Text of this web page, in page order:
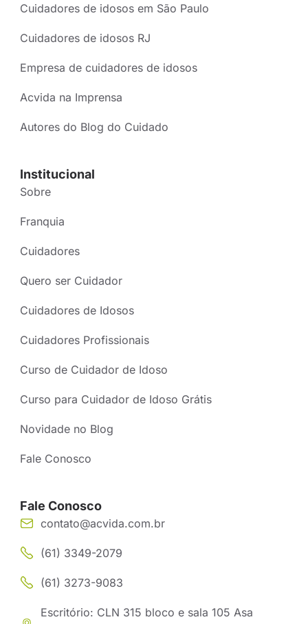
Cuidadores de idosos em São Paulo
Cuidadores de idosos RJ
Empresa de cuidadores de idosos
Acvida na Imprensa
Autores do Blog do Cuidado
Institucional
Sobre
Franquia
Cuidadores
Quero ser Cuidador
Cuidadores de Idosos
Cuidadores Profissionais
Curso de Cuidador de Idoso
Curso para Cuidador de Idoso Grátis
Novidade no Blog
Fale Conosco
Fale Conosco
contato@acvida.com.br
(61) 3349-2079
(61) 3273-9083
Escritório: CLN 315 bloco e sala 105 Asa